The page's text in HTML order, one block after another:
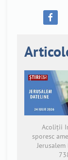
Acoliții
sporesc